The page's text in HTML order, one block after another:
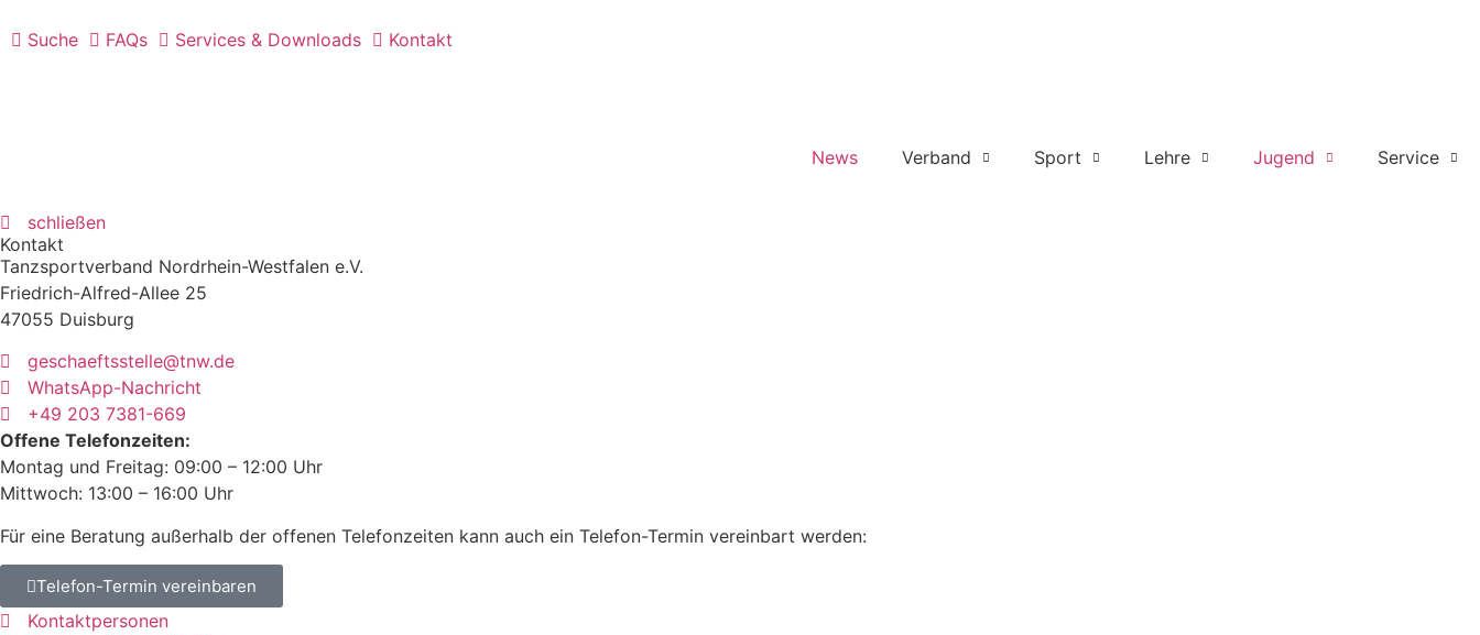
Suche FAQs Services & Downloads Kontakt
News Verband Sport Lehre Jugend Service
schließen
Kontakt
Tanzsportverband Nordrhein-Westfalen e.V.
Friedrich-Alfred-Allee 25
47055 Duisburg
geschaeftsstelle@tnw.de
WhatsApp-Nachricht
+49 203 7381-669
Offene Telefonzeiten:
Montag und Freitag: 09:00 – 12:00 Uhr
Mittwoch: 13:00 – 16:00 Uhr
Für eine Beratung außerhalb der offenen Telefonzeiten kann auch ein Telefon-Termin vereinbart werden:
Telefon-Termin vereinbaren
Kontaktpersonen